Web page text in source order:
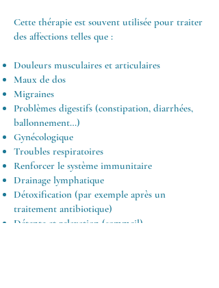
Cette thérapie est souvent utilisée pour traiter
des affections telles que :
Douleurs musculaires et articulaires
Maux de dos
Migraines
Problèmes digestifs (constipation, diarrhées,
ballonnement…)
Gynécologique
Troubles respiratoires
Renforcer le système immunitaire
Drainage lymphatique
Détoxification (par exemple après un
traitement antibiotique)
Détente et relaxation (sommeil)